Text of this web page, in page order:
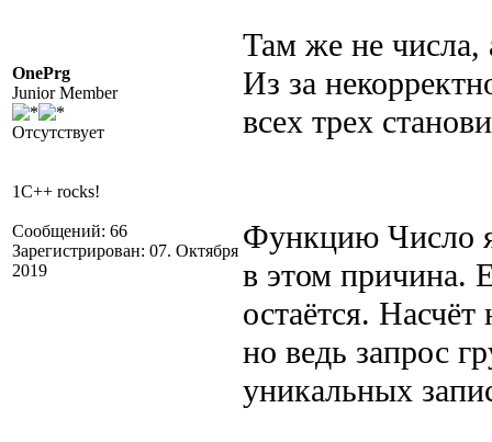
OnePrg
Junior Member
Отсутствует
1C++ rocks!
Сообщений: 66
Зарегистрирован: 07. Октября
2019
Там же не числа,
Из за
всех трех
Функцию Число
в этом причина.
остаётся.
но ведь запрос
уникальных